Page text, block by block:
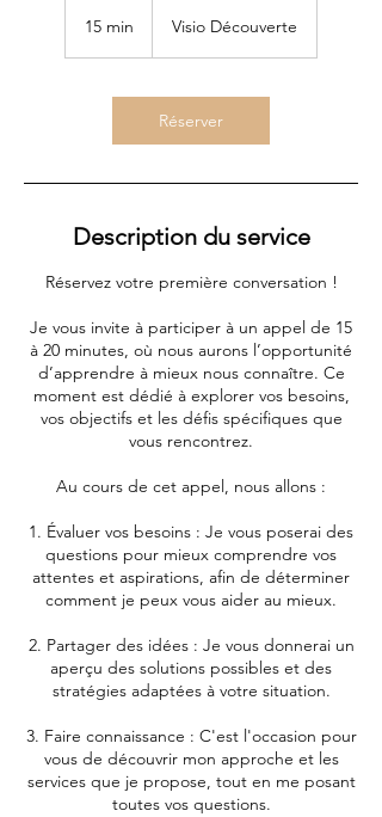
15 min
i
Visio Découverte
Réserver
Description du service
Réservez votre première conversation !
Je vous invite à participer à un appel de 15
à 20 minutes, où nous aurons l’opportunité
d’apprendre à mieux nous connaître. Ce
moment est dédié à explorer vos besoins,
vos objectifs et les défis spécifiques que
vous rencontrez.
Au cours de cet appel, nous allons :
1. Évaluer vos besoins : Je vous poserai des
questions pour mieux comprendre vos
attentes et aspirations, afin de déterminer
comment je peux vous aider au mieux.
2. Partager des idées : Je vous donnerai un
aperçu des solutions possibles et des
stratégies adaptées à votre situation.
3. Faire connaissance : C'est l'occasion pour
vous de découvrir mon approche et les
services que je propose, tout en me posant
toutes vos questions.